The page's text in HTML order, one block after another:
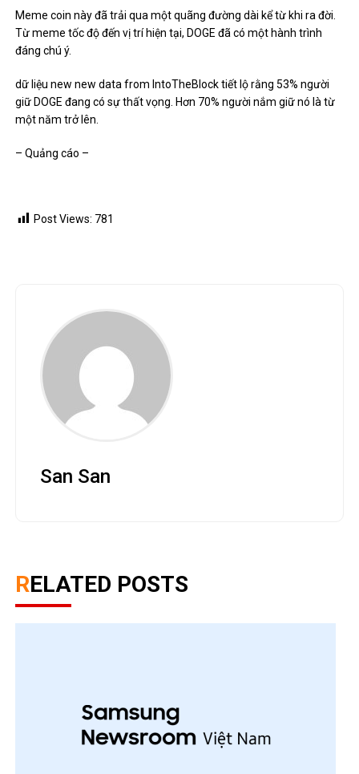
Meme coin này đã trải qua một quãng đường dài kể từ khi ra đời.
Từ meme tốc độ đến vị trí hiện tại, DOGE đã có một hành trình
đáng chú ý.
dữ liệunew new data from IntoTheBlock tiết lộ rằng 53% người
giữ DOGE đang có sự thất vọng. Hơn 70% người nắm giữ nó là từ
một năm trở lên.
– Quảng cáo –
Post Views: 781
San San
RELATED POSTS